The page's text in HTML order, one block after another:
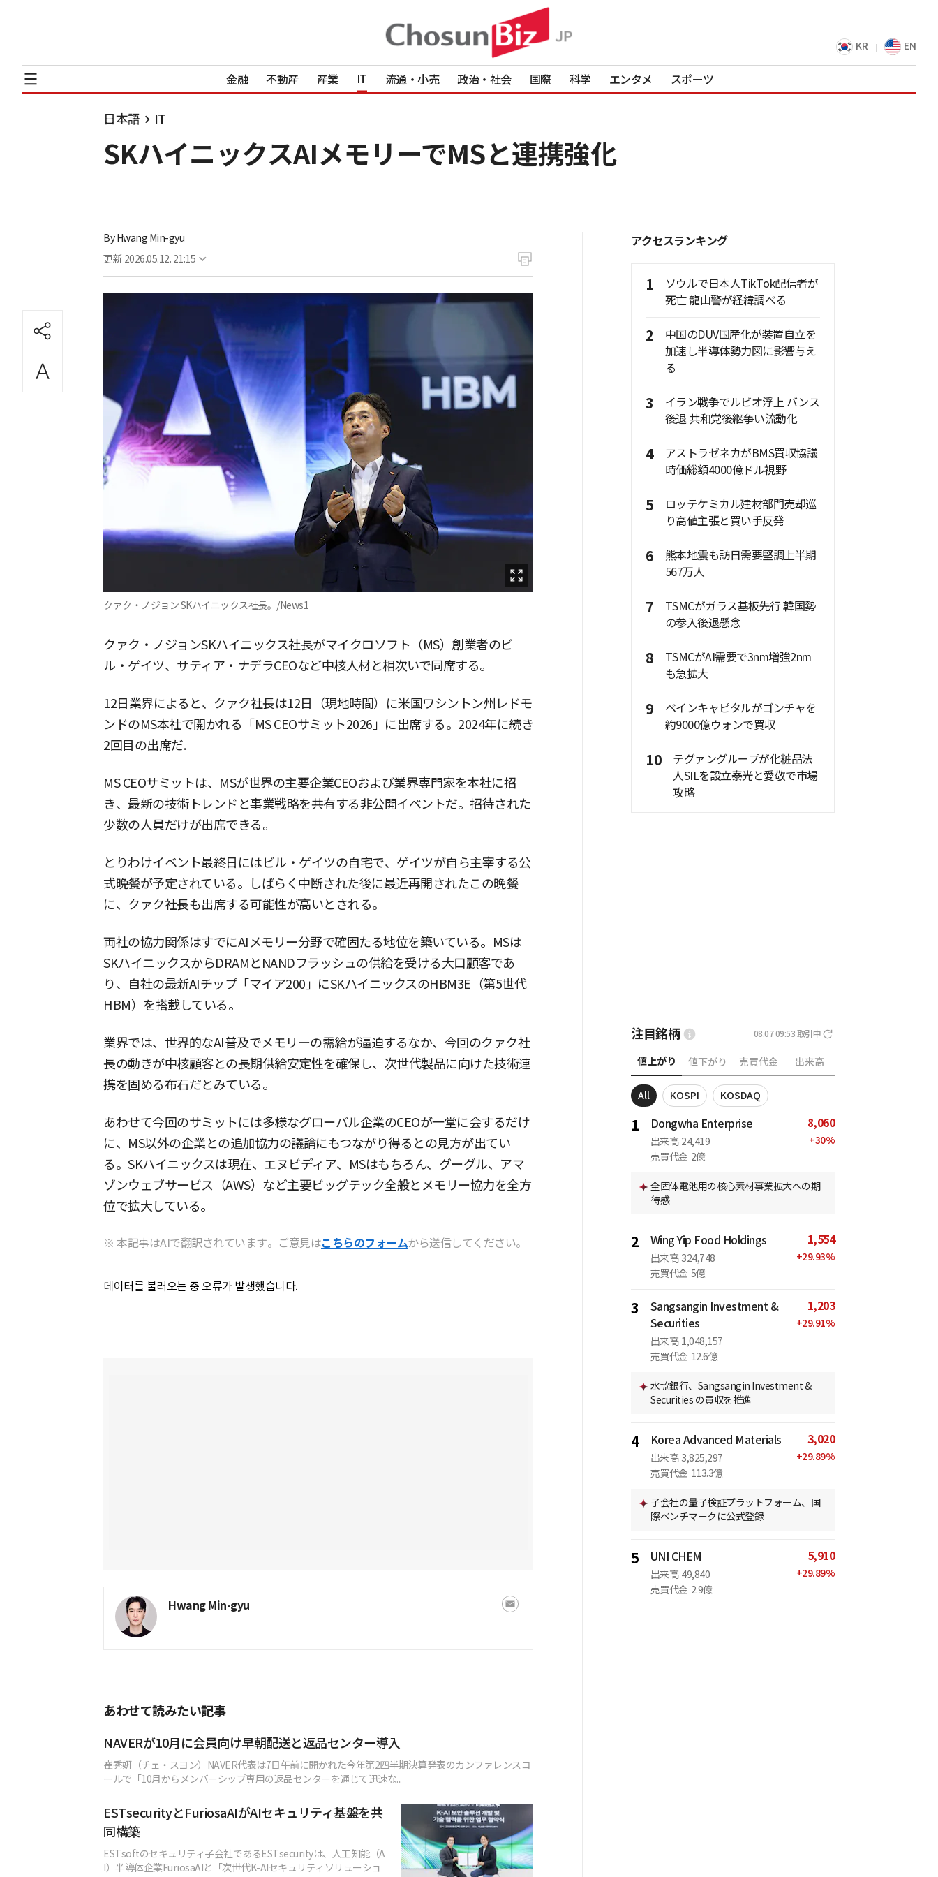
KR EN
金融 不動産 産業 IT 流通・小売 政治・社会 国際 科学 エンタメ スポーツ
日本語 IT
SKハイニックスAIメモリーでMSと連携強化
ByHwang Min-gyu
更新 2026.05.12. 21:15
クァク・ノジョン SKハイニックス社長。/News1
クァク・ノジョンSKハイニックス社長がマイクロソフト（MS）創業者のビ
ル・ゲイツ、サティア・ナデラCEOなど中核人材と相次いで同席する。
12日業界によると、クァク社長は12日（現地時間）に米国ワシントン州レドモ
ンドのMS本社で開かれる「MS CEOサミット2026」に出席する。2024年に続き
2回目の出席だ.
MS CEOサミットは、MSが世界の主要企業CEOおよび業界専門家を本社に招
き、最新の技術トレンドと事業戦略を共有する非公開イベントだ。招待された
少数の人員だけが出席できる。
とりわけイベント最終日にはビル・ゲイツの自宅で、ゲイツが自ら主宰する公
式晩餐が予定されている。しばらく中断された後に最近再開されたこの晩餐
に、クァク社長も出席する可能性が高いとされる。
両社の協力関係はすでにAIメモリー分野で確固たる地位を築いている。MSは
SKハイニックスからDRAMとNANDフラッシュの供給を受ける大口顧客であ
り、自社の最新AIチップ「マイア200」にSKハイニックスのHBM3E（第5世代
HBM）を搭載している。
業界では、世界的なAI普及でメモリーの需給が逼迫するなか、今回のクァク社
長の動きが中核顧客との長期供給安定性を確保し、次世代製品に向けた技術連
携を固める布石だとみている。
あわせて今回のサミットには多様なグローバル企業のCEOが一堂に会するだけ
に、MS以外の企業との追加協力の議論にもつながり得るとの見方が出てい
る。SKハイニックスは現在、エヌビディア、MSはもちろん、グーグル、アマ
ゾンウェブサービス（AWS）など主要ビッグテック全般とメモリー協力を全方
位で拡大している。
※ 本記事はAIで翻訳されています。ご意見はこちらのフォームから送信してください。
데이터를 불러오는 중 오류가 발생했습니다.
Hwang Min-gyu
あわせて読みたい記事
NAVERが10月に会員向け早朝配送と返品センター導入
崔秀姸（チェ・スヨン）NAVER代表は7日午前に開かれた今年第2四半期決算発表のカンファレンスコ
ールで「10月からメンバーシップ専用の返品センターを通じて迅速な...
ESTsecurityとFuriosaAIがAIセキュリティ基盤を共
同構築
ESTsoftのセキュリティ子会社であるESTsecurityは、人工知能（A
I）半導体企業FuriosaAIと「次世代K-AIセキュリティソリューショ
アクセスランキング
1
ソウルで日本人TikTok配信者が
死亡 龍山警が経緯調べる
2
中国のDUV国産化が装置自立を
加速し半導体勢力図に影響与え
る
3
イラン戦争でルビオ浮上 バンス
後退 共和党後継争い流動化
4
アストラゼネカがBMS買収協議
時価総額4000億ドル視野
5
ロッテケミカル建材部門売却巡
り高値主張と買い手反発
6
熊本地震も訪日需要堅調上半期
567万人
7
TSMCがガラス基板先行 韓国勢
の参入後退懸念
8
TSMCがAI需要で3nm増強2nm
も急拡大
9
ベインキャピタルがゴンチャを
約9000億ウォンで買収
10
テグァングループが化粧品法
人SILを設立泰光と愛敬で市場
攻略
注目銘柄 08.07 09:53 取引中
値上がり 値下がり 売買代金 出来高
All KOSPI KOSDAQ
1 Dongwha Enterprise
出来高 24,419
売買代金 2億
8,060
+30%
全固体電池用の核心素材事業拡大への期
待感
2 Wing Yip Food Holdings
出来高 324,748
売買代金 5億
1,554
+29.93%
3
Sangsangin Investment &
Securities
出来高 1,048,157
売買代金 12.6億
1,203
+29.91%
水協銀行、Sangsangin Investment &
Securities の買収を推進
4 Korea Advanced Materials
出来高 3,825,297
売買代金 113.3億
3,020
+29.89%
子会社の量子検証プラットフォーム、国
際ベンチマークに公式登録
5 UNI CHEM
出来高 49,840
売買代金 2.9億
5,910
+29.89%